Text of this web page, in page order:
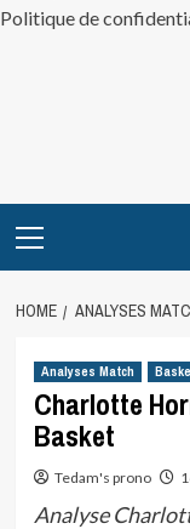
Politique de
Menu
HOME ANALYSES
Analyses Match
Charlotte
Basket
Tedam's prono
Analyse